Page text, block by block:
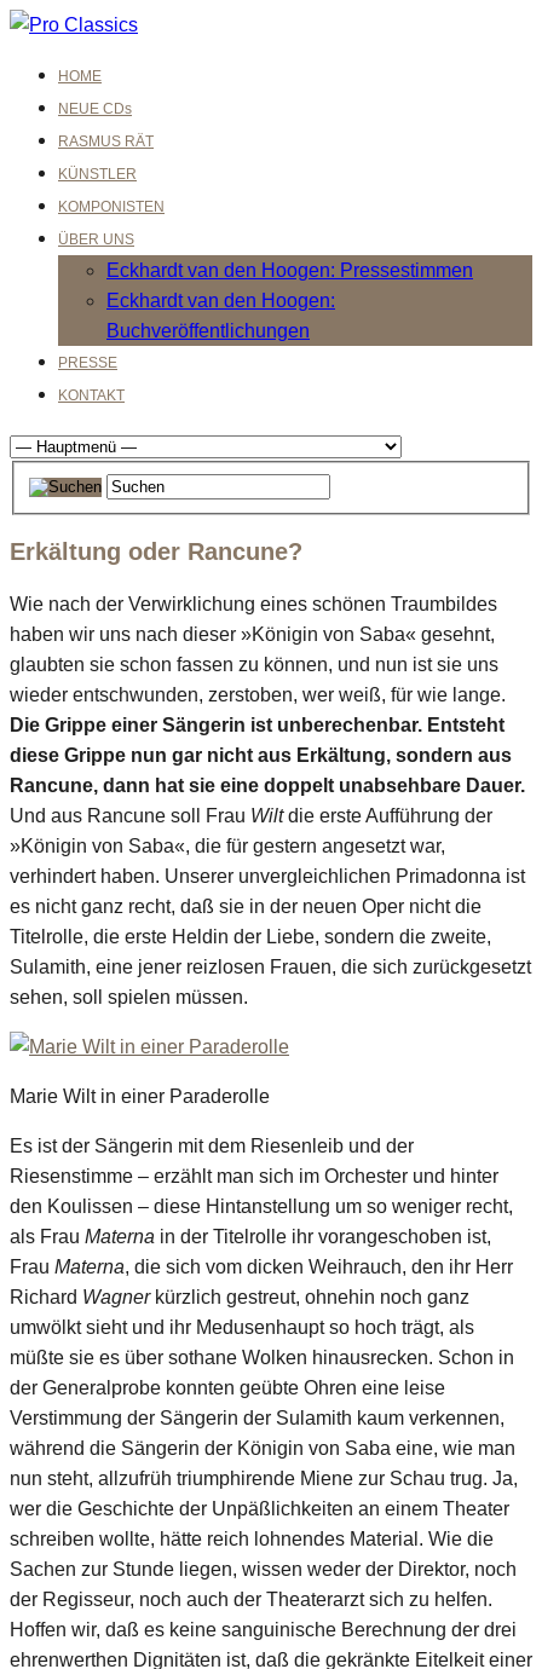
HOME
NEUE CDs
RASMUS RÄT
KÜNSTLER
KOMPONISTEN
ÜBER UNS
Eckhardt van den Hoogen: Pressestimmen
Eckhardt van den Hoogen:
Buchveröffentlichungen
PRESSE
KONTAKT
Erkältung oder Rancune?
Wie nach der Verwirklichung eines schönen Traumbildes
haben wir uns nach dieser »Königin von Saba« gesehnt,
glaubten sie schon fassen zu können, und nun ist sie uns
wieder entschwunden, zerstoben, wer weiß, für wie lange.
Die Grippe einer Sängerin ist unberechenbar. Entsteht
diese Grippe nun gar nicht aus Erkältung, sondern aus
Rancune, dann hat sie eine doppelt unabsehbare Dauer.
Und aus Rancune soll Frau Wiltdie erste Aufführung der
»Königin von Saba«, die für gestern angesetzt war,
verhindert haben. Unserer unvergleichlichen Primadonna ist
es nicht ganz recht, daß sie in der neuen Oper nicht die
Titelrolle, die erste Heldin der Liebe, sondern die zweite,
Sulamith, eine jener reizlosen Frauen, die sich zurückgesetzt
sehen, soll spielen müssen.
Marie Wilt in einer Paraderolle
Es ist der Sängerin mit dem Riesenleib und der
Riesenstimme – erzählt man sich im Orchester und hinter
den Koulissen – diese Hintanstellung um so weniger recht,
als Frau Materna in der Titelrolle ihr vorangeschoben ist,
Frau Materna, die sich vom dicken Weihrauch, den ihr Herr
Richard Wagnerkürzlich gestreut, ohnehin noch ganz
umwölkt sieht und ihr Medusenhaupt so hoch trägt, als
müßte sie es über sothane Wolken hinausrecken. Schon in
der Generalprobe konnten geübte Ohren eine leise
Verstimmung der Sängerin der Sulamith kaum verkennen,
während die Sängerin der Königin von Saba eine, wie man
nun steht, allzufrüh triumphirende Miene zur Schau trug. Ja,
wer die Geschichte der Unpäßlichkeiten an einem Theater
schreiben wollte, hätte reich lohnendes Material. Wie die
Sachen zur Stunde liegen, wissen weder der Direktor, noch
der Regisseur, noch auch der Theaterarzt sich zu helfen.
Hoffen wir, daß es keine sanguinische Berechnung der drei
ehrenwerthen Dignitäten ist, daß die gekränkte Eitelkeit einer